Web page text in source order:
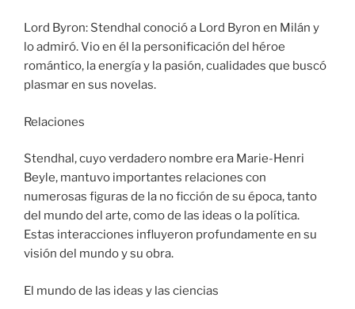
Lord Byron: Stendhal conoció a Lord Byron en Milán y
lo admiró. Vio en él la personificación del héroe
romántico, la energía y la pasión, cualidades que buscó
plasmar en sus novelas.
Relaciones
Stendhal, cuyo verdadero nombre era Marie-Henri
Beyle, mantuvo importantes relaciones con
numerosas figuras de la no ficción de su época, tanto
del mundo del arte, como de las ideas o la política.
Estas interacciones influyeron profundamente en su
visión del mundo y su obra.
El mundo de las ideas y las ciencias